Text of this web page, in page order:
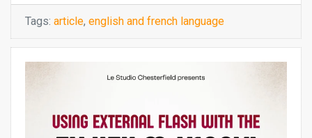
Tags: article, english and french language